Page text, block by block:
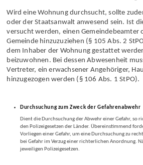
Wird eine Wohnung durchsucht, sollte
oder der Staatsanwalt anwesend sein. Ist
versucht werden, einen Gemeindebeamter
Gemeinde hinzuzuziehen (§ 105 Abs. 2
dem Inhaber der Wohnung gestattet
beizuwohnen. Bei dessen Abwesenheit
Vertreter, ein erwachsener Angehöriger,
Dient die Durchsuchung der Abwehr einer Gefahr, so
den Polizeigesetzen der Länder. Übereinstimmend
Vorliegen einer Gefahr, um eine Durchsuchung zu
bei Gefahr im Verzug einer richterlichen Anordnung.